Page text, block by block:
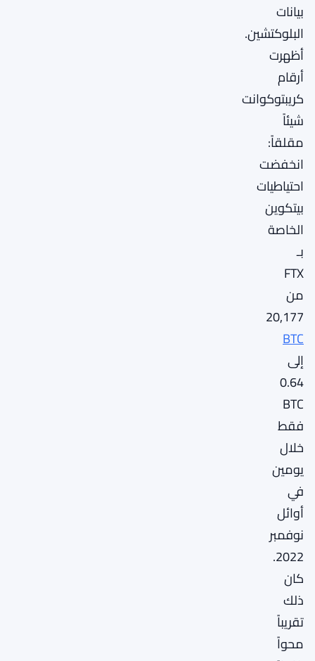
بيانات
البلوكتشين.
أظهرت
أرقام
كريبتوكوانت
شيئاً
مقلقاً:
انخفضت
احتياطيات
بيتكوين
الخاصة
بـ
FTX
من
20,177
BTC
إلى
0.64
BTC
فقط
خلال
يومين
في
أوائل
نوفمبر
2022.
كان
ذلك
تقريباً
محواً